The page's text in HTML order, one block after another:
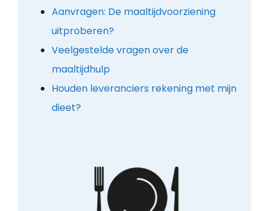
Aanvragen: De maaltijdvoorziening
uitproberen?
Veelgestelde vragen over de
maaltijdhulp
Houden leveranciers rekening met mijn
dieet?